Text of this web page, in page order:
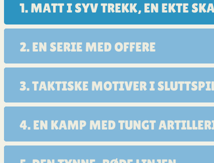
1. MATT I SYV TREKK, EN EKTE
2. EN SERIE MED OFFERE
3. TAKTISKE MOTIVER I
4. EN KAMP MED TUNGT